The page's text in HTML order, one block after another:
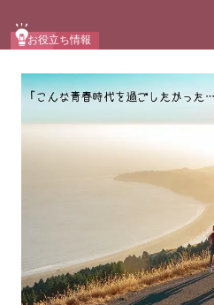
お役立ち情報